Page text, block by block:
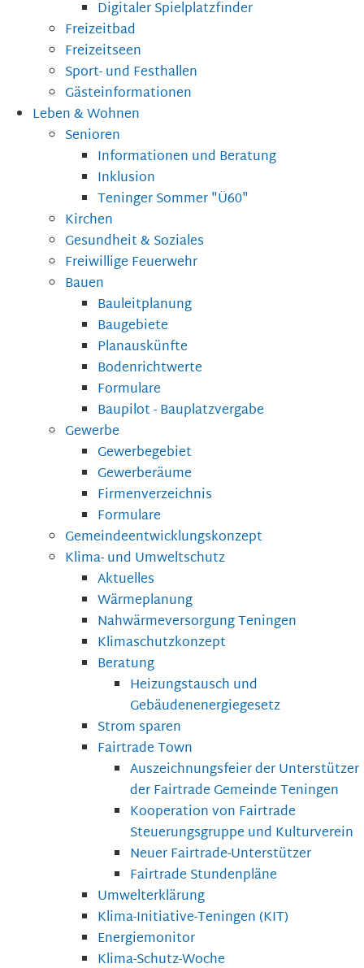
Digitaler Spielplatzfinder
Freizeitbad
Freizeitseen
Sport- und Festhallen
Gästeinformationen
Leben & Wohnen
Senioren
Informationen und Beratung
Inklusion
Teninger Sommer "Ü60"
Kirchen
Gesundheit & Soziales
Freiwillige Feuerwehr
Bauen
Bauleitplanung
Baugebiete
Planauskünfte
Bodenrichtwerte
Formulare
Baupilot - Bauplatzvergabe
Gewerbe
Gewerbegebiet
Gewerberäume
Firmenverzeichnis
Formulare
Gemeindeentwicklungskonzept
Klima- und Umweltschutz
Aktuelles
Wärmeplanung
Nahwärmeversorgung Teningen
Klimaschutzkonzept
Beratung
Heizungstausch und
Gebäudenenergiegesetz
Strom sparen
Fairtrade Town
Auszeichnungsfeier der Unterstützer
der Fairtrade Gemeinde Teningen
Kooperation von Fairtrade
Steuerungsgruppe und Kulturverein
Neuer Fairtrade-Unterstützer
Fairtrade Stundenpläne
Umwelterklärung
Klima-Initiative-Teningen (KIT)
Energiemonitor
Klima-Schutz-Woche